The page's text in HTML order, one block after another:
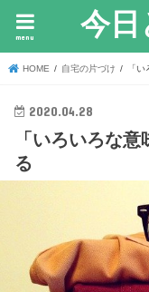
今日
menu
HOME 自宅の片づけ 「
2020.04.28
「いろいろな
る